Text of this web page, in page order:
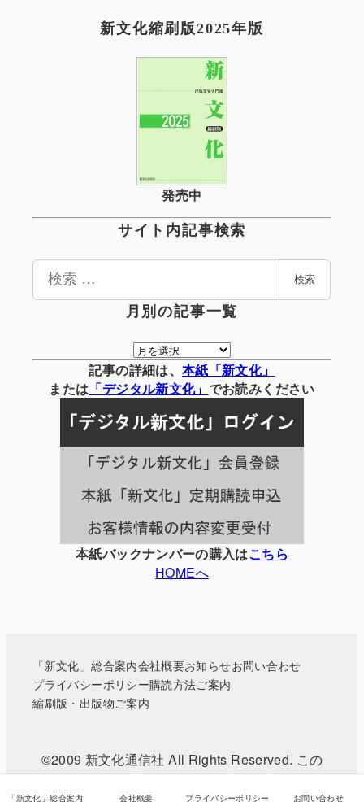
新文化縮刷版2025年版
発売中
サイト内記事検索
検
検索
月別の記事一覧
月
別
の
事
一
覧
記事の詳細は、 本紙「新文化」
または 「デジタル新文化」 でお読みください
本紙バックナンバーの購入はこちら
HOMEへ
「新文化」総合案内会社概要お知らせお問い合わせ
プライバシーポリシー購読方法ご案内
縮刷版・出版物ご案内
©2009 新文化通信社 All Rights Reserved. この
WEBサイトに掲載されている記事・写真などの無
「新文化」総合案内 会社概要 プライバシーポリシー お問い合わせ